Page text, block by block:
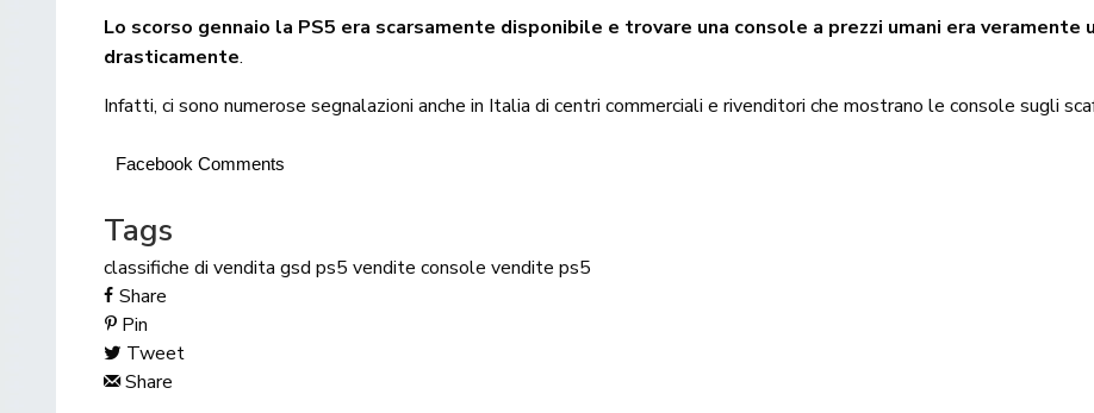
Lo scorso gennaio la PS5 era scarsamente disponibile e trovare una console a prezzi umani era veramente
drasticamente.
Infatti, ci sono numerose segnalazioni anche in Italia di centri commerciali e rivenditori che mostrano le console sugli
Facebook Comments
Tags
classifiche di vendita gsd ps5 vendite console vendite ps5
Share
Pin
Tweet
Share